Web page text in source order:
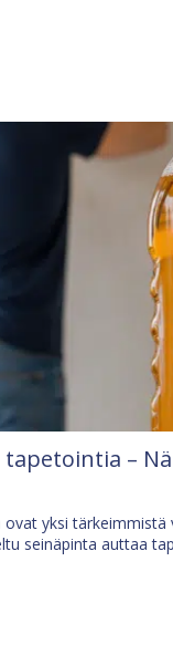
–
yksi tärkeimmistä
seinäpinta auttaa